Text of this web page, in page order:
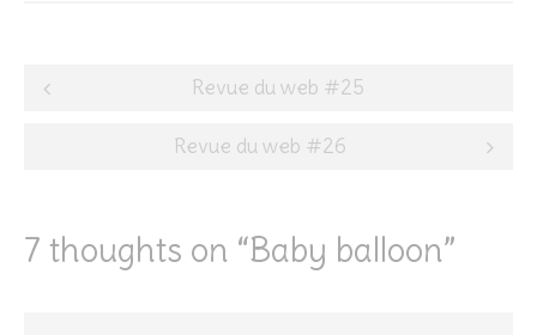
Post
navigation
Revue du web #25
Revue du web #26
7 thoughts on “Baby balloon”